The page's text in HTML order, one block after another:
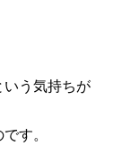
う気持ちが
す。